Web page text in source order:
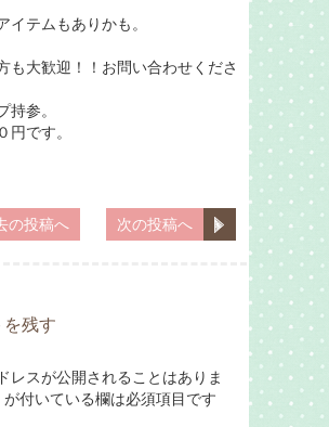
イテムもありかも。
も大歓迎！！お問い合わせくださ
持参。
円です。
の投稿へ 次の投稿へ
を残す
レスが公開されることはありま
が付いている欄は必須項目です